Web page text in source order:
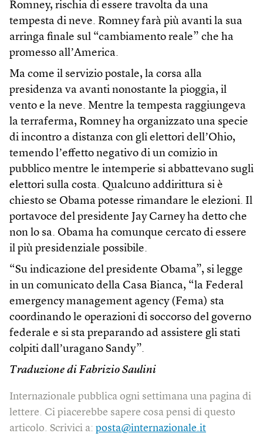
Romney, rischia di essere travolta da una
tempesta di neve. Romney farà più avanti la sua
arringa finale sul “cambiamento reale” che ha
promesso allʼAmerica.
Ma come il servizio postale, la corsa alla
presidenza va avanti nonostante la pioggia, il
vento e la neve. Mentre la tempesta raggiungeva
la terraferma, Romney ha organizzato una specie
di incontro a distanza con gli elettori dellʼOhio,
temendo lʼeffetto negativo di un comizio in
pubblico mentre le intemperie si abbattevano sugli
elettori sulla costa. Qualcuno addirittura si è
chiesto se Obama potesse rimandare le elezioni. Il
portavoce del presidente Jay Carney ha detto che
non lo sa. Obama ha comunque cercato di essere
il più presidenziale possibile.
“Su indicazione del presidente Obama”, si legge
in un comunicato della Casa Bianca, “la Federal
emergency management agency (Fema) sta
coordinando le operazioni di soccorso del governo
federale e si sta preparando ad assistere gli stati
colpiti dallʼuragano Sandy”.
Traduzione di Fabrizio Saulini
Internazionale pubblica ogni settimana una pagina di
lettere. Ci piacerebbe sapere cosa pensi di questo
articolo. Scrivici a: posta@internazionale.it